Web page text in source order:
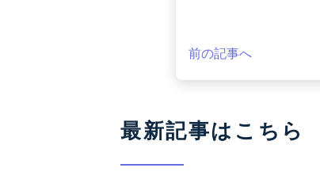
前の記事へ
最新記事はこちら